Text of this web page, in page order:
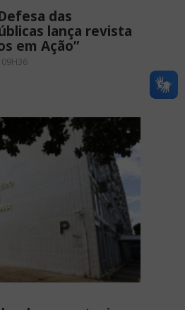
das
lança revista
em Ação”
09H36